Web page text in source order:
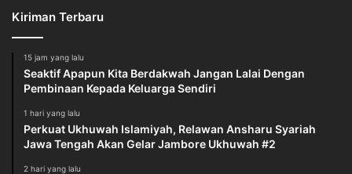
Kiriman Terbaru
15 jam yang lalu
Seaktif Apapun Kita Berdakwah Jangan Lalai Dengan
Pembinaan Kepada Keluarga Sendiri
1 hari yang lalu
Perkuat Ukhuwah Islamiyah, Relawan Ansharu Syariah
Jawa Tengah Akan Gelar Jambore Ukhuwah #2
2 hari yang lalu